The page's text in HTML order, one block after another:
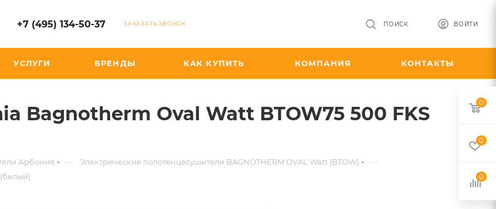
+7 (495) 134-50-37 ЗАКАЗАТЬ ЗВОНОК ВОЙТИ
ПОИСК
УСЛУГИ БРЕНДЫ КАК КУПИТЬ КОМПАНИЯ КОНТАКТЫ
Bagnotherm Oval Watt BTOW75 500 FKS
Арбония — Электрические полотенцесушители BAGNOTHERM OVAL Watt (BTOW) —
0
0
0